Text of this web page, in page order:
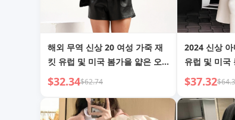
해외 무역 신상 20 여성 가죽 재
킷 유럽 및 미국 봄가을 얇은 오
토바이 재킷 유럽 사이즈 가죽 코
트 짧은 패셔너블한 여성 재킷
$32.34$62.74
2024 신상
유럽 및 미국
트 패치워크
을/겨울
$37.32